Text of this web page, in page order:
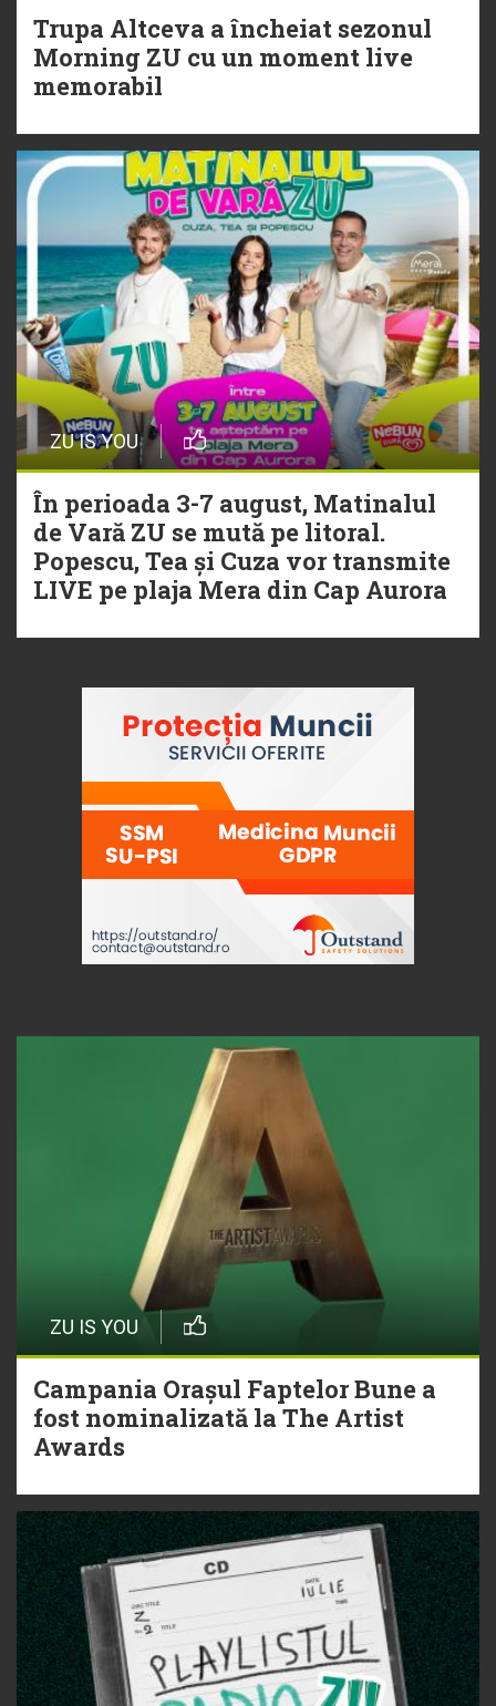
memorabil
NEW MUSIC | 5 piese noi în
playlistul Radio ZU
Trupa Altceva a încheiat sezonul
Morning ZU cu un moment live
memorabil
ZU IS YOU
În perioada 3-7 august, Matinalul
de Vară ZU se mută pe litoral.
Popescu, Tea și Cuza vor transmite
LIVE pe plaja Mera din Cap Aurora
ZU IS YOU
Campania Orașul Faptelor Bune a
fost nominalizată la The Artist
Awards